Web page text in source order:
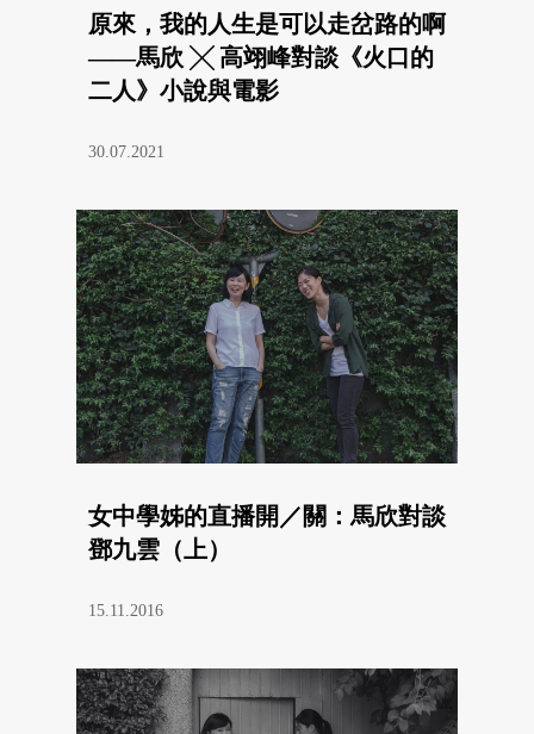
原來，我的人生是可以走岔路的啊
——馬欣 ╳ 高翊峰對談《火口的
二人》小說與電影
30.07.2021
女中學姊的直播開／關：馬欣對談
鄧九雲（上）
15.11.2016